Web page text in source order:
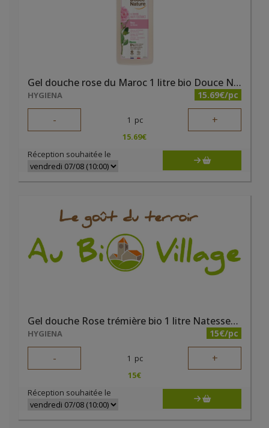
Gel douche rose du Maroc 1 litre bio Douce Nature
HYGIENA 15.69€/pc
- 1 pc +
15.69€
Réception souhaitée le
Gel douche Rose trémière bio 1 litre Natessence
HYGIENA 15€/pc
- 1 pc +
15€
Réception souhaitée le